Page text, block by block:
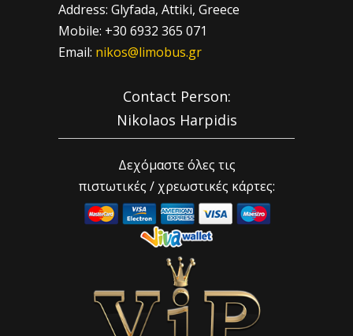
Address: Glyfada, Attiki, Greece
Mobile: +30 6932 365 071
Email: nikos@limobus.gr
Contact Person:
Nikolaos Harpidis
Δεχόμαστε όλες τις
πιστωτικές / χρεωστικές κάρτες: